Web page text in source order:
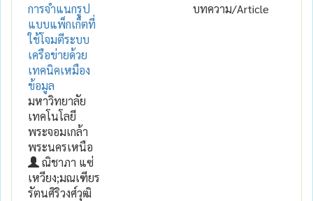
การจำแนกรูป
แบบแพ็กเก็ตที่
ใช้โจมตีระบบ
เครือข่ายด้วย
เทคนิคเหมือง
ข้อมูล
มหาวิทยาลัย
เทคโนโลยี
พระจอมเกล้า
พระนครเหนือ
ณิชาภา แซ่
เหวียง;มณเฑียร
รัตนศิริวงศ์วุฒิ
บทความ/Article